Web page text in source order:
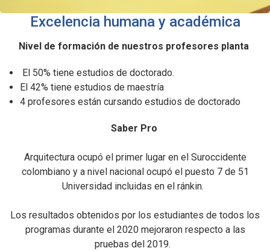
Excelencia humana y académica
Nivel de formación de nuestros profesores planta
El 50% tiene estudios de doctorado.
El 42% tiene estudios de maestría
4 profesores están cursando estudios de doctorado
Saber Pro
Arquitectura ocupó el primer lugar en el Suroccidente
colombiano y a nivel nacional ocupó el puesto 7 de 51
Universidad incluidas en el ránkin.
Los resultados obtenidos por los estudiantes de todos los
programas durante el 2020 mejoraron respecto a las
pruebas del 2019.